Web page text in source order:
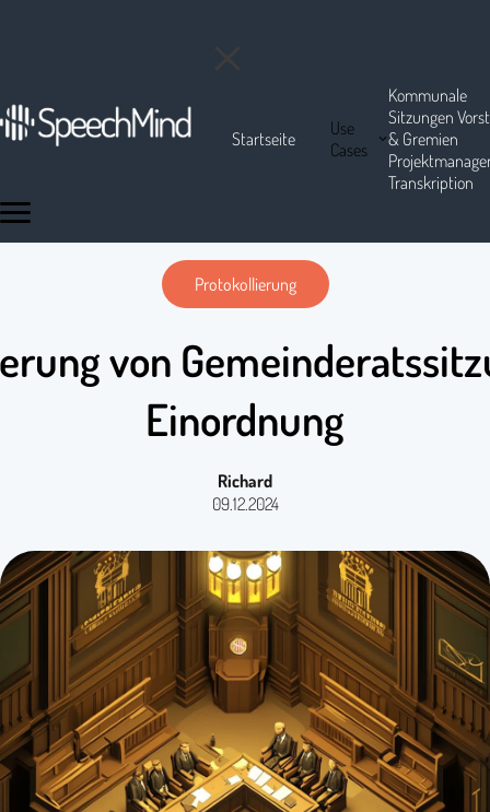
Startseite
Use
Cases
Kommunale
Sitzungen
& Gremien
Transkription
Protokollierung
von
Einordnung
Richard
09.12.2024